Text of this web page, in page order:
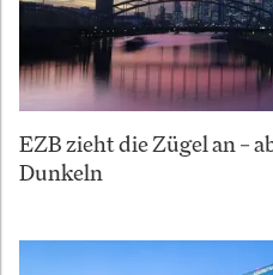
EZB zieht die Zügel an –
Dunkeln